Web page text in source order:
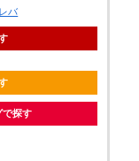
バ
で探す